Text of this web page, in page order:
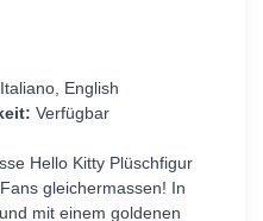
English
Verfügbar
Hello Kitty Plüschfigur
gleichermassen! In
mit einem goldenen